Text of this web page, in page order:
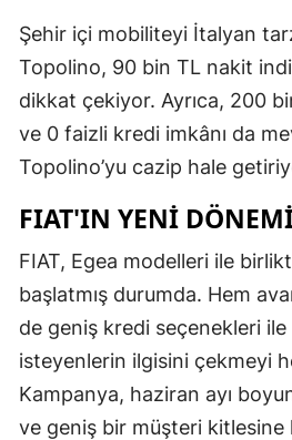
Şehir içi mobiliteyi İtalyan
Topolino, 90 bin TL nakit
dikkat çekiyor. Ayrıca, 200
ve 0 faizli kredi imkânı da
Topolino’yu cazip hale
FIAT'IN YENI
FIAT, Egea modelleri ile
başlatmış durumda. Hem
de geniş kredi seçenekleri
isteyenlerin ilgisini çekmeyi
Kampanya, haziran ayı
ve geniş bir müşteri kitlesine